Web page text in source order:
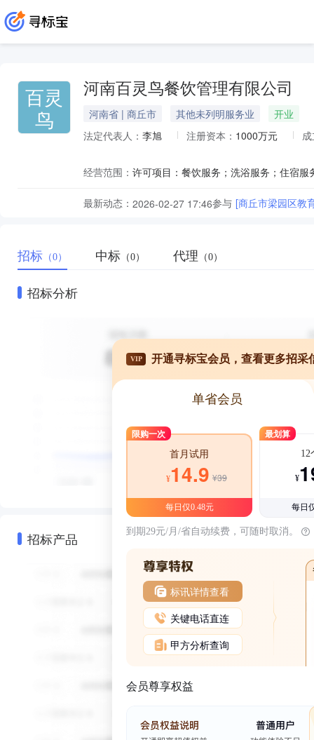
百灵
鸟
河南百灵鸟餐饮管理有限公司
河南省 | 商丘市 其他未列明服务业
开业
法定代表人： 李旭 注册资本： 1000万元
经营范围：
最新动态： 2026-02-27 17:46参与 [商丘市梁园区教
招标 （0） 中标 （0） 代理 （0）
招标分析
招标产品
VIP 开通寻标宝会员，查看更多招采
单省会员
限购一次
首月试用
¥14.9 ¥39
每日仅0.48元
最划算
12
¥
每日
到期29元/月/省自动续费，可随时取消。
标讯详情查看
关键电话直连
甲方分析查询
会员尊享权益